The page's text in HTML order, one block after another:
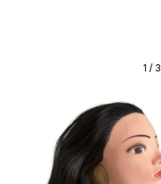
1 / 3